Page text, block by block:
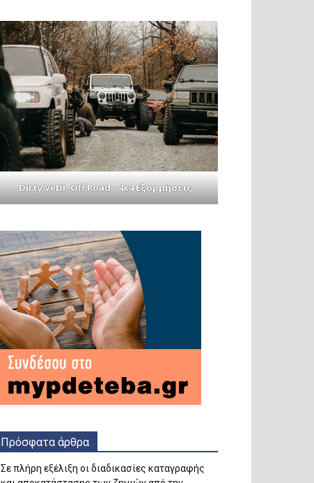
Dirty VeDi, Off Road - 4x4 Εξορμήσεις
Πρόσφατα άρθρα
Σε πλήρη εξέλιξη οι διαδικασίες καταγραφής